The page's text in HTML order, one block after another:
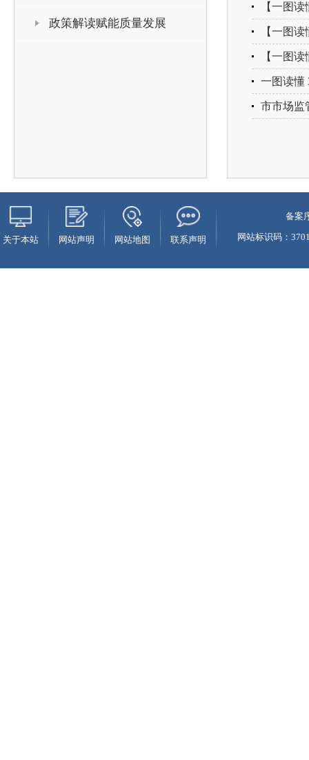
政策解读赋能质量发展
【一图
【一图
【一图
一图读懂
市市场监
关于本站 网站声明 网站地图 联系声明
备案
网站标识码：